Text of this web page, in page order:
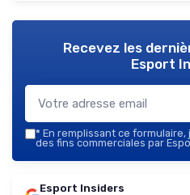
Recevez les
Esport
* En remplissant ce formulaire,
des fins commerciales par
Esport Insiders